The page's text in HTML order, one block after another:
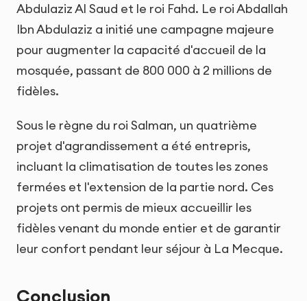
Abdulaziz Al Saud et le roi Fahd. Le roi Abdallah
Ibn Abdulaziz a initié une campagne majeure
pour augmenter la capacité d'accueil de la
mosquée, passant de 800 000 à 2 millions de
fidèles.
Sous le règne du roi Salman, un quatrième
projet d'agrandissement a été entrepris,
incluant la climatisation de toutes les zones
fermées et l'extension de la partie nord. Ces
projets ont permis de mieux accueillir les
fidèles venant du monde entier et de garantir
leur confort pendant leur séjour à La Mecque.
Conclusion